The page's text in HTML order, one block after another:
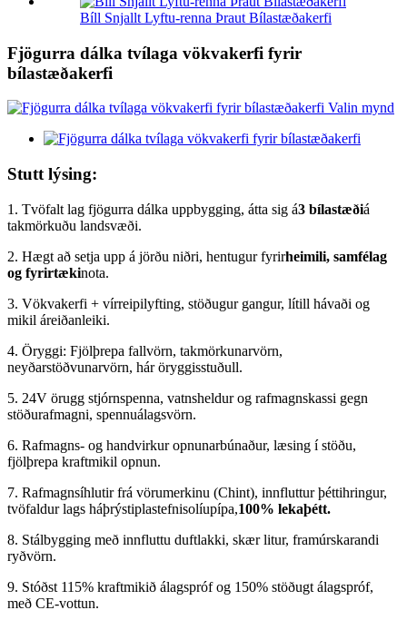
Bíll Snjallt Lyftu-renna Þraut Bílastæðakerfi
Fjögurra dálka tvílaga vökvakerfi fyrir
bílastæðakerfi
Stutt lýsing:
1. Tvöfalt lag fjögurra dálka uppbygging, átta sig á3 bílastæðiá
takmörkuðu landsvæði.
2. Hægt að setja upp á jörðu niðri, hentugur fyrirheimili, samfélag
og fyrirtækinota.
3. Vökvakerfi + vírreipilyfting, stöðugur gangur, lítill hávaði og
mikil áreiðanleiki.
4. Öryggi: Fjölþrepa fallvörn, takmörkunarvörn,
neyðarstöðvunarvörn, hár öryggisstuðull.
5. 24V örugg stjórnspenna, vatnsheldur og rafmagnskassi gegn
stöðurafmagni, spennuálagsvörn.
6. Rafmagns- og handvirkur opnunarbúnaður, læsing í stöðu,
fjölþrepa kraftmikil opnun.
7. Rafmagnsíhlutir frá vörumerkinu (Chint), innfluttur þéttihringur,
tvöfaldur lags háþrýstiplastefnisolíupípa,100% lekaþétt.
8. Stálbygging með innfluttu duftlakki, skær litur, framúrskarandi
ryðvörn.
9. Stóðst 115% kraftmikið álagspróf og 150% stöðugt álagspróf,
með CE-vottun.